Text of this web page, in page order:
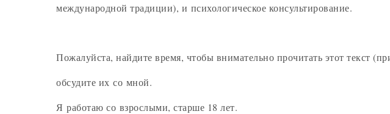
международной традиции), и психологическое консультирование.
Пожалуйста, найдите время, чтобы внимательно прочитать этот текст
обсудите их со мной.
Я работаю со взрослыми, старше 18 лет.